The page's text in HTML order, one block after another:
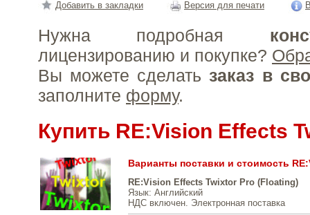
Добавить в закладки Версия для печати
Нужна подробная
лицензированию и покупке?
Вы можете сделать заказ в
заполните форму.
Купить RE:Vision Effects
Варианты поставки и стоимость
RE:Vision Effects Twixtor Pro (Floating)
Язык: Английский
НДС включен. Электронная поставка